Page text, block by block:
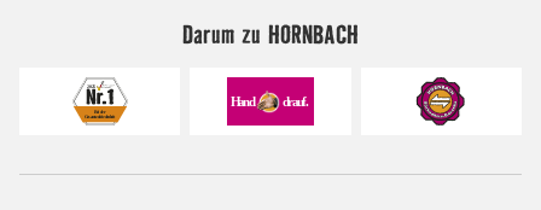
Darum zu HORNBACH